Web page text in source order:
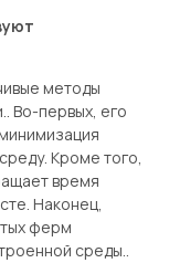
методы
Во-первых, его
Кроме того,
время
Наконец,
ферм
среды..